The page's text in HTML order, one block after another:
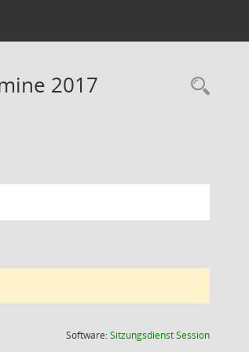
2017
Software:SitzungsdienstSession(Wird in